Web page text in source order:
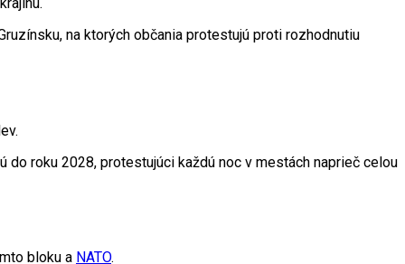
na ktorých občania protestujú proti rozhodnutiu
roku 2028, protestujúci každú noc v mestách naprieč celou
bloku a NATO.